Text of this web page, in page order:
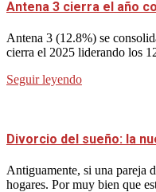
Antena 3 cierra el año
Antena 3 (12.8%) se
cierra el 2025 liderando los
Seguir leyendo
Divorcio del sueño: la
Antiguamente, si una pareja
hogares. Por muy bien que